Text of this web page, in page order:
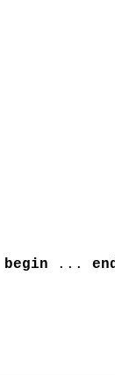
begin ...